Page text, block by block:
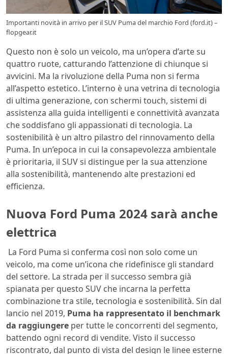
Importanti novità in arrivo per il SUV Puma del marchio Ford (ford.it) –
flopgear.it
Questo non è solo un veicolo, ma un’opera d’arte su
quattro ruote, catturando l’attenzione di chiunque si
avvicini. Ma la rivoluzione della Puma non si ferma
all’aspetto estetico. L’interno è una vetrina di tecnologia
di ultima generazione, con schermi touch, sistemi di
assistenza alla guida intelligenti e connettività avanzata
che soddisfano gli appassionati di tecnologia. La
sostenibilità è un altro pilastro del rinnovamento della
Puma. In un’epoca in cui la consapevolezza ambientale
è prioritaria, il SUV si distingue per la sua attenzione
alla sostenibilità, mantenendo alte prestazioni ed
efficienza.
Nuova Ford Puma 2024 sarà anche
elettrica
La Ford Puma si conferma così non solo come un
veicolo, ma come un’icona che ridefinisce gli standard
del settore. La strada per il successo sembra già
spianata per questo SUV che incarna la perfetta
combinazione tra stile, tecnologia e sostenibilità. Sin dal
lancio nel 2019, Puma ha rappresentato il benchmark
da raggiungere per tutte le concorrenti del segmento,
battendo ogni record di vendite. Visto il successo
riscontrato, dal punto di vista del design le linee esterne